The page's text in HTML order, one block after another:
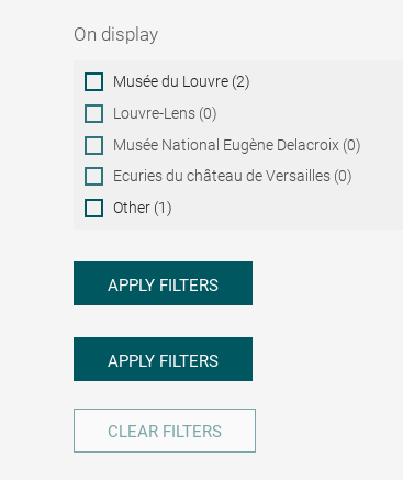
On display
On
display
Musée du Louvre (2)
Louvre-Lens (0)
Musée National Eugène Delacroix (0)
Ecuries du château de Versailles (0)
Other (1)
APPLY FILTERS
APPLY FILTERS
CLEAR FILTERS